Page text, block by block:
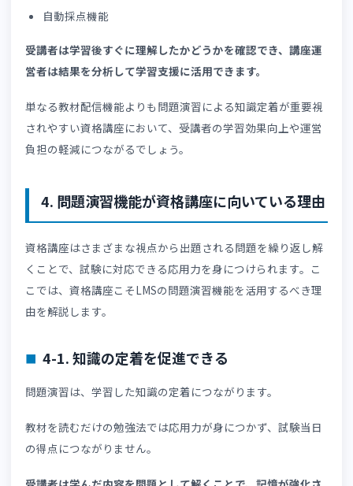
資格講座の運営に合うLMSの選定を相談したい方は、お気
にお問い合わせください。
問題演習機能とは、LMS上で小テストや確認問題、模擬試
などを実施できる機能です。
具体的には、以下のような出題形式で受講者の理解度を測
る問題機能があります。
記述問題
複数選択問題
ランダム出題
模擬試験機能
自動採点機能